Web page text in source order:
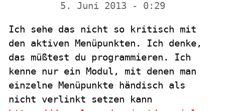
5. Juni 2013 - 0:29
Ich sehe das nicht so kritisch mit
den aktiven Menüpunkten. Ich denke,
das müßtest du programmieren. Ich
kenne nur ein Modul, mit denen man
einzelne Menüpunkte händisch als
nicht verlinkt setzen kann